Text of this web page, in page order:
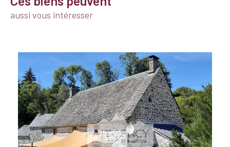
aussi vous intéresser